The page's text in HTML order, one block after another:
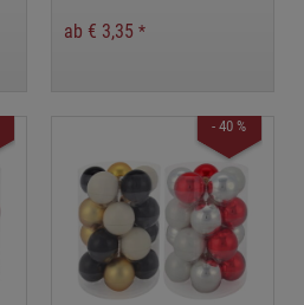
Weihnachtsdeko,
ab € 3,35 *
- 40 %